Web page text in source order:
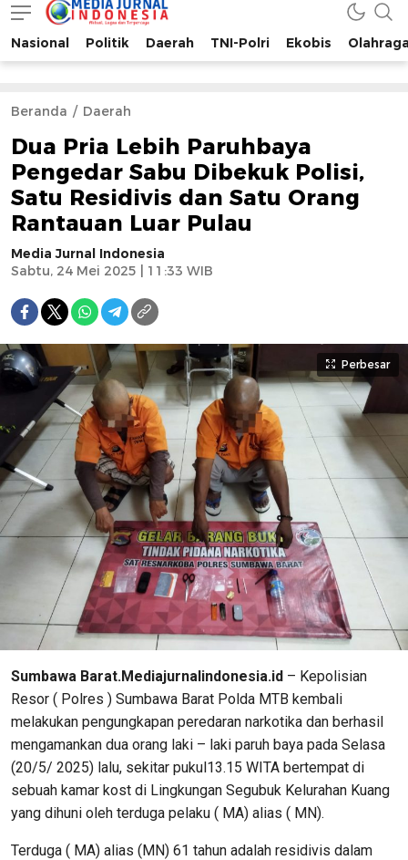
Media Jurnal Indonesia
Bersama Membangun Indonesia
Nasional Politik Daerah TNI-Polri Ekobis
Beranda Daerah
Dua Pria Lebih Paruhbaya
Pengedar Sabu Dibekuk Polisi,
Satu Residivis dan Satu Orang
Rantauan Luar Pulau
Media Jurnal Indonesia
Sabtu, 24 Mei 2025 | 11:33 WIB
Perbesar
Sumbawa Barat.Mediajurnalindonesia.id – Kepolisian
Resor ( Polres ) Sumbawa Barat Polda MTB kembali
melakukan pengungkapan peredaran narkotika dan berhasil
mengamankan dua orang laki – laki paruh baya pada Selasa
(20/5/ 2025) lalu, sekitar pukul13.15 WITA bertempat di
sebuah kamar kost di Lingkungan Segubuk Kelurahan Kuang
yang dihuni oleh terduga pelaku ( MA) alias ( MN).
Terduga ( MA) alias (MN) 61 tahun adalah residivis dalam